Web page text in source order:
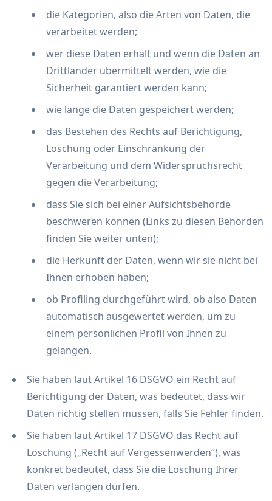
die Kategorien, also die Arten von Daten, die
verarbeitet werden;
wer diese Daten erhält und wenn die Daten an
Drittländer übermittelt werden, wie die
Sicherheit garantiert werden kann;
wie lange die Daten gespeichert werden;
das Bestehen des Rechts auf Berichtigung,
Löschung oder Einschränkung der
Verarbeitung und dem Widerspruchsrecht
gegen die Verarbeitung;
dass Sie sich bei einer Aufsichtsbehörde
beschweren können (Links zu diesen Behörden
finden Sie weiter unten);
die Herkunft der Daten, wenn wir sie nicht bei
Ihnen erhoben haben;
ob Profiling durchgeführt wird, ob also Daten
automatisch ausgewertet werden, um zu
einem persönlichen Profil von Ihnen zu
gelangen.
Sie haben laut Artikel 16 DSGVO ein Recht auf
Berichtigung der Daten, was bedeutet, dass wir
Daten richtig stellen müssen, falls Sie Fehler finden.
Sie haben laut Artikel 17 DSGVO das Recht auf
Löschung („Recht auf Vergessenwerden“), was
konkret bedeutet, dass Sie die Löschung Ihrer
Daten verlangen dürfen.